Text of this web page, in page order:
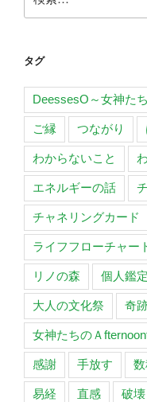
索:
タグ
DeessesO～女神た
ご縁 つながり
わからないこと
エネルギーの話
チャネリングカード
ライフフローチャー
リノの森 個人鑑定
大人の文化祭 奇
女神たちのＡ
感謝 手放す
易経 直感 破